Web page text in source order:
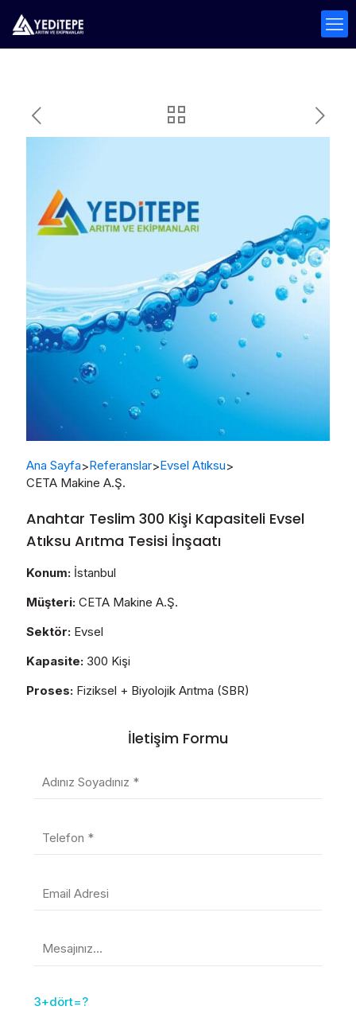
CETA Makine A.Ş.
Ana Sayfa>Referanslar>Evsel Atıksu>
CETA Makine A.Ş.
Anahtar Teslim 300 Kişi Kapasiteli Evsel
Atıksu Arıtma Tesisi İnşaatı
Konum: İstanbul
Müşteri: CETA Makine A.Ş.
Sektör: Evsel
Kapasite: 300 Kişi
Proses: Fiziksel + Biyolojik Arıtma (SBR)
İletişim Formu
3+dört=?